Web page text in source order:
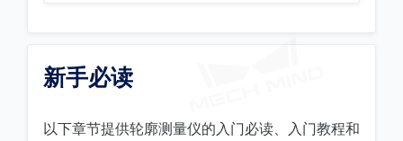
新手必读
以下章节提供轮廓测量仪的入门必读、入门教程和